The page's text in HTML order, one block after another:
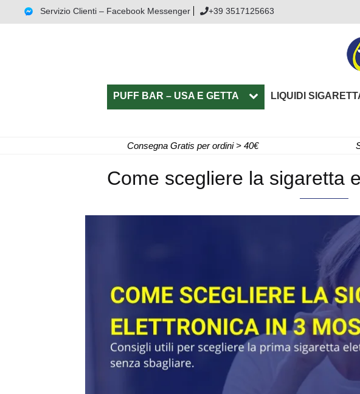
Servizio Clienti – Facebook Messenger +39 3517125663
PUFF BAR – USA E GETTA LIQUIDI
Consegna Gratis per ordini > 40€
Come scegliere la sigaretta